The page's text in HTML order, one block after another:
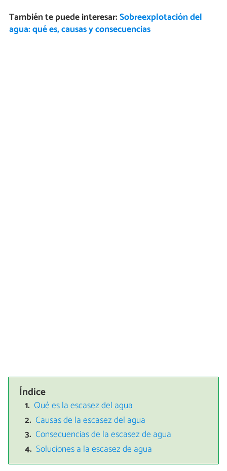
También te puede interesar:Sobreexplotación del
agua: qué es, causas y consecuencias
Índice
Qué es la escasez del agua
Causas de la escasez del agua
Consecuencias de la escasez de agua
Soluciones a la escasez de agua